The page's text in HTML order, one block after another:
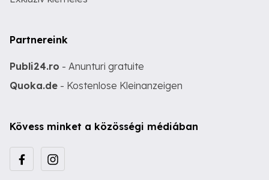
Partnereink
Publi24.ro - Anunturi gratuite
Quoka.de - Kostenlose Kleinanzeigen
Kövess minket a közösségi médiában